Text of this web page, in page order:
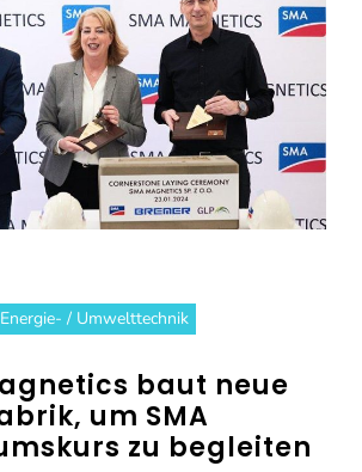
Energie- / Umwelttechnik
baut neue
um SMA
zu begleiten